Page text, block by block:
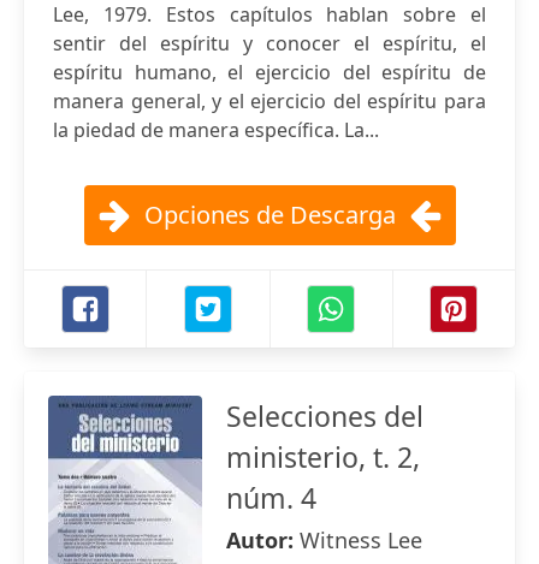
Lee, 1979. Estos capítulos hablan sobre el
sentir del espíritu y conocer el espíritu, el
espíritu humano, el ejercicio del espíritu de
manera general, y el ejercicio del espíritu para
la piedad de manera específica. La...
Opciones de Descarga
Selecciones del
ministerio, t. 2,
núm. 4
Autor: Witness Lee